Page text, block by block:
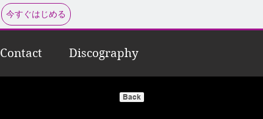
今すぐはじめる
Contact Discography
Back